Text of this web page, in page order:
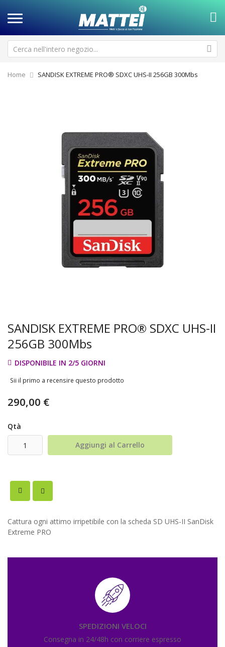
Home SANDISK EXTREME PRO® SDXC UHS-II 256GB 300Mbs
SANDISK EXTREME PRO® SDXC UHS-II
256GB 300Mbs
DISPONIBILE IN 2/5 GIORNI
Sii il primo a recensire questo prodotto
290,00 €
Qtà
Aggiungi al Carrello
Cattura ogni attimo irripetibile con la scheda SD UHS-II SanDisk
Extreme PRO
SPEDIZIONI VELOCI
Consegna in 24/48h con corriere espresso